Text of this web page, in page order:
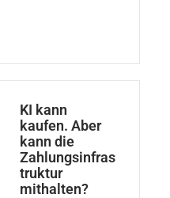
KI kann
kaufen. Aber
kann die
Zahlungsinfras
truktur
mithalten?